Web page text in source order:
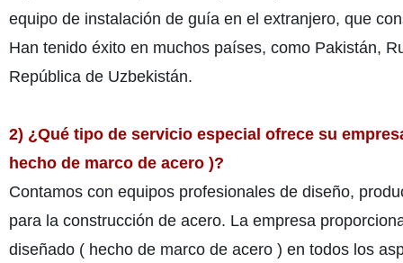
equipo de instalación de guía en el extranjero, que
Han tenido éxito en muchos países, como Pakistán,
República de Uzbekistán.
2) ¿Qué tipo de servicio especial ofrece su
hecho de marco de acero )?
Contamos con equipos profesionales de diseño,
para la construcción de acero. La empresa
diseñado ( hecho de marco de acero ) en todos los